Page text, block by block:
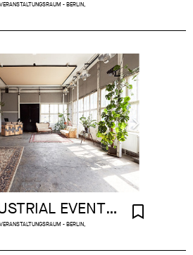
- BERLIN,
BRIGHT INDUSTRIAL EVENT ROOM WITH RIVER VIEW
- BERLIN,